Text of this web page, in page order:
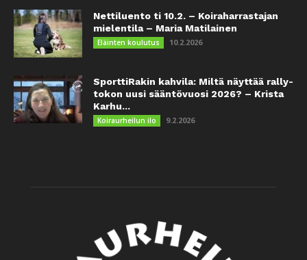
Nettiluento ti 10.2. – Koiraharrastajan
mielentila – Maria Matilainen
Eläinten koulutus 10.2.2026
SporttiRakin kahvila: Miltä näyttää rally-
tokon uusi sääntövuosi 2026? – Krista
Karhu...
Koiraurheilun ilo 9.2.2026